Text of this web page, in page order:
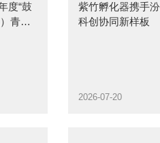
度“鼓
青创
紫竹孵化器携手
科创协同新样板
2026-07-20